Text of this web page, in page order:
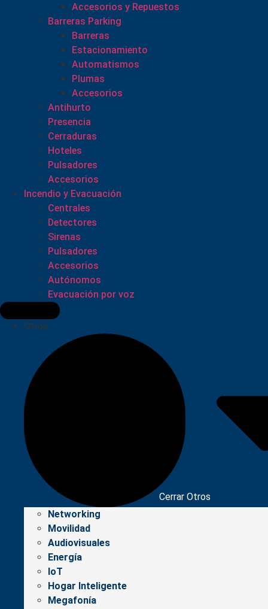
Accesorios y Repuestos
Barreras Parking
Barreras
Estacionamiento
Automatismos
Plumas
Accesorios
Antihurto
Presencia
Cerraduras
Hoteles
Pulsadores
Accesorios
Incendio y Evacuación
Centrales
Detectores
Sirenas
Pulsadores
Accesorios
Autónomos
Evacuación por voz
Otros
Cerrar Otros
Networking
Movilidad
Audiovisuales
Energía
IoT
Hogar Inteligente
Megafonía